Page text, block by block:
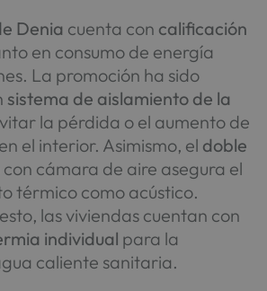
Denia cuenta con calificación
en consumo de energía
La promoción ha sido
sistema de aislamiento de la
la pérdida o el aumento de
el interior. Asimismo, el doble
con cámara de aire asegura el
térmico como acústico.
las viviendas cuentan con
individual para la
caliente sanitaria.